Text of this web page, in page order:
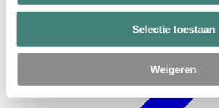
Selectie toestaan
Weigeren